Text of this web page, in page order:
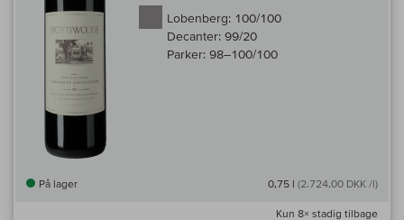
Lobenberg: 100/100
Decanter: 99/20
Parker: 98–100/100
På lager 0,75 l (2.724,00 DKK /l)
Kun 8× stadig tilbage